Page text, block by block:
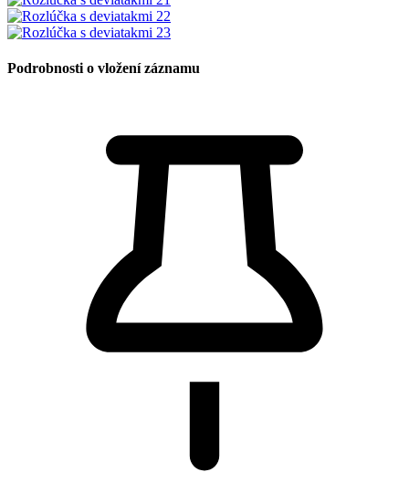
Podrobnosti o vložení záznamu